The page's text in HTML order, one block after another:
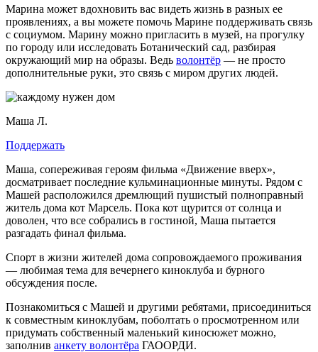
Марина может вдохновить вас видеть жизнь в разных ее
проявлениях, а вы можете помочь Марине поддерживать связь
с социумом. Марину можно пригласить в музей, на прогулку
по городу или исследовать Ботанический сад, разбирая
окружающий мир на образы. Ведь волонтёр — не просто
дополнительные руки, это связь с миром других людей.
Маша Л.
Поддержать
Маша, сопереживая героям фильма «Движение вверх»,
досматривает последние кульминационные минуты. Рядом с
Машей расположился дремлющий пушистый полноправный
житель дома кот Марсель. Пока кот щурится от солнца и
доволен, что все собрались в гостиной, Маша пытается
разгадать финал фильма.
Спорт в жизни жителей дома сопровождаемого проживания
— любимая тема для вечернего киноклуба и бурного
обсуждения после.
Познакомиться с Машей и другими ребятами, присоединиться
к совместным киноклубам, поболтать о просмотренном или
придумать собственный маленький киносюжет можно,
заполнив анкету волонтёра ГАООРДИ.